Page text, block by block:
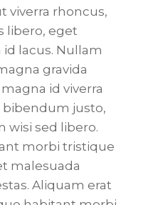
viverra rhoncus,
libero, eget
lacus. Nullam
gravida
id viverra
justo,
wisi sed libero.
morbi tristique
malesuada
Aliquam erat